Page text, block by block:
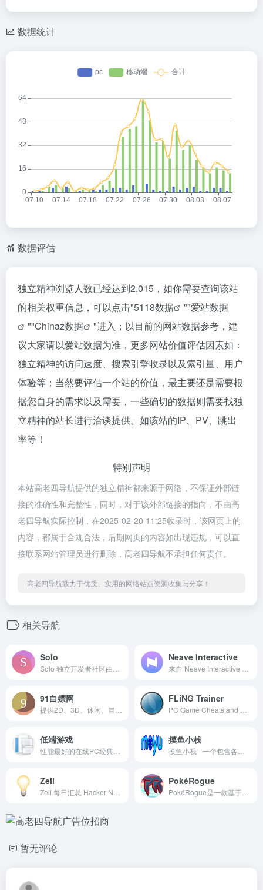
数据统计
数据评估
独立精神浏览人数已经达到2,015，如你需要查询该站
的相关权重信息，可以点击"5118数据 ""爱站数据
""Chinaz数据
"进入；以目前的网站数据参考，建
议大家请以爱站数据为准，更多网站价值评估因素如：
独立精神的访问速度、搜索引擎收录以及索引量、用户
体验等；当然要评估一个站的价值，最主要还是需要根
据您自身的需求以及需要，一些确切的数据则需要找独
立精神的站长进行洽谈提供。如该站的IP、PV、跳出
率等！
特别声明
本站高老四导航提供的独立精神都来源于网络，不保证外部链
接的准确性和完整性，同时，对于该外部链接的指向，不由高
老四导航实际控制，在2025-02-20 11:25收录时，该网页上的
内容，都属于合规合法，后期网页的内容如出现违规，可以直
接联系网站管理员进行删除，高老四导航不承担任何责任。
高老四导航致力于优质、实用的网络站点资源收集与分享！
相关导航
Solo Neave Interactive
91白嫖网 FLiNG Trainer
低端游戏 摸鱼小栈
Zeli PokéRogue
暂无评论